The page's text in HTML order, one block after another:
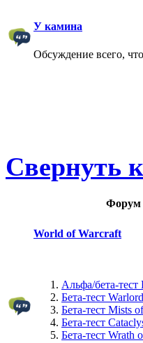
У камина
Обсуждение всего,
Свернуть
Форум
World of Warcraft
Альфа/бета-тест
Бета-тест
Бета-тест Mists
Бета-тест
Бета-тест Wrath